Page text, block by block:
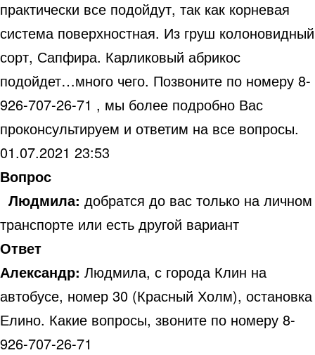
практически все подойдут, так как корневая
система поверхностная. Из груш колоновидный
сорт, Сапфира. Карликовый абрикос
подойдет…много чего. Позвоните по номеру 8-
926-707-26-71 , мы более подробно Вас
проконсультируем и ответим на все вопросы.
01.07.2021 23:53
Вопрос
Людмила: добратся до вас только на личном
транспорте или есть другой вариант
Ответ
Александр: Людмила, с города Клин на
автобусе, номер 30 (Красный Холм), остановка
Елино. Какие вопросы, звоните по номеру 8-
926-707-26-71